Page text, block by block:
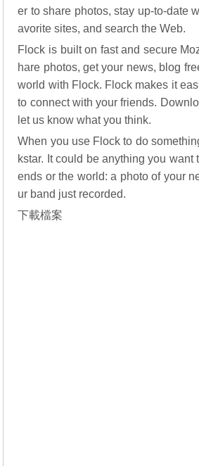
er to share photos, stay up-to-date
avorite sites, and search the Web.
Flock is built on fast and secure
hare photos, get your news, blog
world with Flock. Flock makes it
to connect with your friends.
let us know what you think.
When you use Flock to do
kstar. It could be anything you want
ends or the world: a photo of your
ur band just recorded.
下載檔案